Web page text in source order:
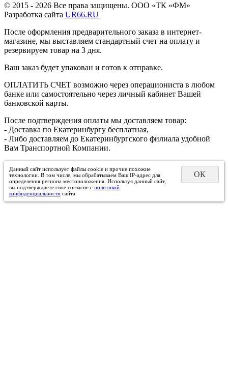
© 2015 - 2026 Все права защищены. ООО «ТК «ФМ»
Разработка сайта UR66.RU
После оформления предварительного заказа в интернет-
магазине, мы выставляем стандартный счет на оплату и
резервируем товар на 3 дня.
Ваш заказ будет упакован и готов к отправке.
ОПЛАТИТЬ СЧЕТ возможно через операциониста в любом
банке или самостоятельно через личный кабинет Вашей
банковской карты.
После подтверждения оплаты мы доставляем товар:
- Доставка по Екатеринбургу бесплатная,
- Либо доставляем до Екатеринбургского филиала удобной
Вам Транспортной Компании.
Данный сайт использует файлы cookie и прочие похожие
технологии. В том числе, мы обрабатываем Ваш IP-адрес для
определения региона местоположения. Используя данный сайт,
вы подтверждаете свое согласие с политикой
конфиденциальности сайта.
ОК